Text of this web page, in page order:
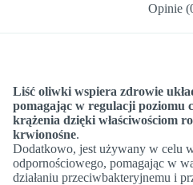
Opinie
Liść oliwki wspiera zdrowie
pomagając w regulacji poziomu
krążenia dzięki właściwościom
krwionośne.
Dodatkowo, jest używany w celu
odpornościowego, pomagając w
działaniu przeciwbakteryjnemu i